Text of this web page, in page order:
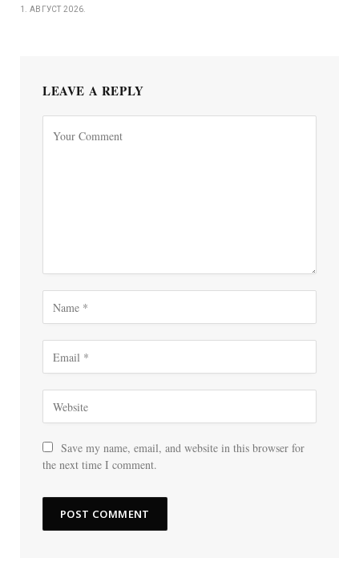
1. АВГУСТ 2026.
LEAVE A REPLY
Save my name, email, and website in this browser for
the next time I comment.